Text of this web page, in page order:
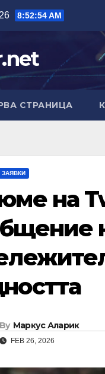
8:52:55 AM
СТРАНИЦА
ЗАЯВКИ
на
By Маркус Аларик
FEB 26, 2026